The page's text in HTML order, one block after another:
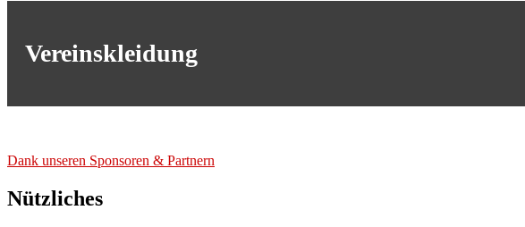
Vereinskleidung
Dank unse­ren Spon­so­ren & Part­nern
Nützliches